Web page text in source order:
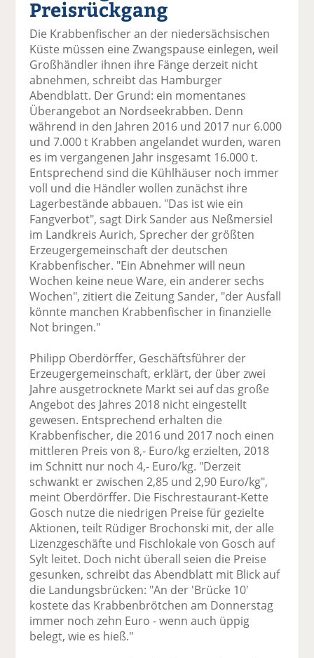
uf
F
ac
e
b
o
o
k
te
il
e
n
wi
tt
er
uf
Li
n
e
di
n
te
il
e
n
er
E
m
er
se
n
d
ck
Preisrückgang
Die Krabbenfischer an der niedersächsischen
Küste müssen eine Zwangspause einlegen, weil
Großhändler ihnen ihre Fänge derzeit nicht
abnehmen, schreibt das Hamburger
Abendblatt. Der Grund: ein momentanes
Überangebot an Nordseekrabben. Denn
während in den Jahren 2016 und 2017 nur 6.000
und 7.000 t Krabben angelandet wurden, waren
es im vergangenen Jahr insgesamt 16.000 t.
Entsprechend sind die Kühlhäuser noch immer
voll und die Händler wollen zunächst ihre
Lagerbestände abbauen. "Das ist wie ein
Fangverbot", sagt Dirk Sander aus Neßmersiel
im Landkreis Aurich, Sprecher der größten
Erzeugergemeinschaft der deutschen
Krabbenfischer. "Ein Abnehmer will neun
Wochen keine neue Ware, ein anderer sechs
Wochen", zitiert die Zeitung Sander, "der Ausfall
könnte manchen Krabbenfischer in finanzielle
Not bringen."
Philipp Oberdörffer, Geschäftsführer der
Erzeugergemeinschaft, erklärt, der über zwei
Jahre ausgetrocknete Markt sei auf das große
Angebot des Jahres 2018 nicht eingestellt
gewesen. Entsprechend erhalten die
Krabbenfischer, die 2016 und 2017 noch einen
mittleren Preis von 8,- Euro/kg erzielten, 2018
im Schnitt nur noch 4,- Euro/kg. "Derzeit
schwankt er zwischen 2,85 und 2,90 Euro/kg",
meint Oberdörffer. Die Fischrestaurant-Kette
Gosch nutze die niedrigen Preise für gezielte
Aktionen, teilt Rüdiger Brochonski mit, der alle
Lizenzgeschäfte und Fischlokale von Gosch auf
Sylt leitet. Doch nicht überall seien die Preise
gesunken, schreibt das Abendblatt mit Blick auf
die Landungsbrücken: "An der 'Brücke 10'
kostete das Krabbenbrötchen am Donnerstag
immer noch zehn Euro - wenn auch üppig
belegt, wie es hieß."